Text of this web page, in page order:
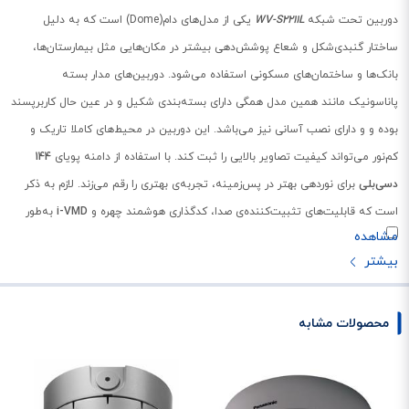
دوربین تحت شبکهWV-S2211L
یکی از مدل‌های دام(Dome) است که به دلیل
ساختار گنبدی‌شکل و شعاع پوشش‌دهی بیشتر در مکان‌هایی مثل بیمارستان‌ها،
بانک‌ها و ساختمان‌های مسکونی استفاده می‌شود. دوربین‌های مدار بسته
پاناسونیک مانند همین مدل همگی دارای بسته‌بندی شکیل و در عین حال کاربرپسند
بوده و و دارای نصب آسانی نیز می‌باشد. این دوربین در محیط‌های کاملا تاریک و
کم‌نور می‌تواند کیفیت تصاویر بالایی را ثبت کند. با استفاده از دامنه پویای144
دسی‌بلیبرای نوردهی بهتر در پس‌زمینه، تجربه‌ی بهتری را رقم می‌زند. لازم به ذکر
است که قابلیت‌های تثبیت‌کننده‌ی صدا، کدگذاری هوشمند چهره وi-VMD به‌طور
همزمان نمی‌توانند مورد استفاده قرار بگیرند. برای خرید و نصب دوربین مدار بسته و
همچنین
دریافت مشاوره رایگان
طراحی و ساخت
با استفاده از بهترین تکنولوژی‌های روز دنیا و
با بهره‌گیری از علم و دانش، به دست متخصصان شرکت پاناسونیک ساخته شده تا
محصولات مشابه